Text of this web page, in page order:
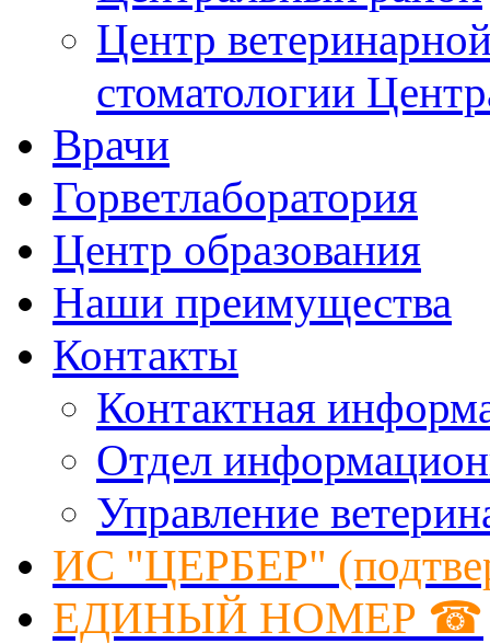
Центр
стоматологии
Врачи
Горветлаборатория
Центр образования
Наши преимущества
Контакты
Контактная
Отдел
Управление
ИС "ЦЕРБЕР"
ЕДИНЫЙ НОМЕР ☎